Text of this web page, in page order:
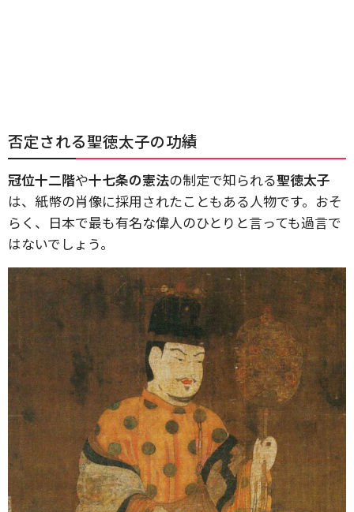
否定される聖徳太子の功績
冠位十二階や十七条の憲法の制定で知られる聖徳太子
は、紙幣の肖像に採用されたこともある人物です。おそ
らく、日本で最も有名な偉人のひとりと言っても過言で
はないでしょう。